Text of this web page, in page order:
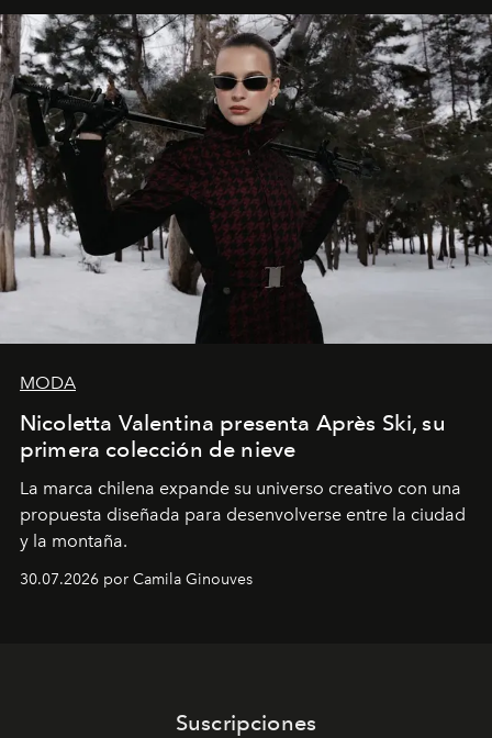
MODA
Nicoletta Valentina presenta Après Ski, su
primera colección de nieve
La marca chilena expande su universo creativo con una
propuesta diseñada para desenvolverse entre la ciudad
y la montaña.
30.07.2026 por Camila Ginouves
Suscripciones